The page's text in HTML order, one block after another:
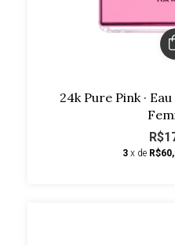
24k Pure Pink ·
3 x de